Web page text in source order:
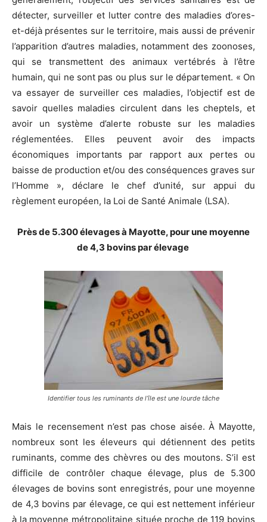
détecter, surveiller et lutter contre des maladies d’ores-
et-déjà présentes sur le territoire, mais aussi de prévenir
l’apparition d’autres maladies, notamment des zoonoses,
qui se transmettent des animaux vertébrés à l’être
humain, qui ne sont pas ou plus sur le département. « On
va essayer de surveiller ces maladies, l’objectif est de
savoir quelles maladies circulent dans les cheptels, et
avoir un système d’alerte robuste sur les maladies
réglementées. Elles peuvent avoir des impacts
économiques importants par rapport aux pertes ou
baisse de production et/ou des conséquences graves sur
l’Homme », déclare le chef d’unité, sur appui du
règlement européen, la Loi de Santé Animale (LSA).
Près de 5.300 élevages à Mayotte, pour une moyenne
de 4,3 bovins par élevage
Identifier tous les ruminants de l’île est une lourde tâche
Mais le recensement n’est pas chose aisée. À Mayotte,
nombreux sont les éleveurs qui détiennent des petits
ruminants, comme des chèvres ou des moutons. S’il est
difficile de contrôler chaque élevage, plus de 5.300
élevages de bovins sont enregistrés, pour une moyenne
de 4,3 bovins par élevage, ce qui est nettement inférieur
à la moyenne métropolitaine située proche de 119 bovins